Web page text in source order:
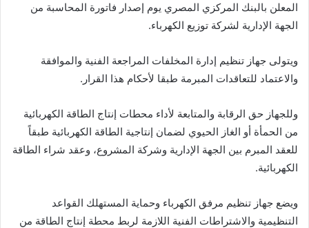
المعلن بالبنك المركزي المصري يوم إصدار فاتورة المحاسبة من
الجهة الإدارية لشركة توزيع الكهرباء.
ويتولى جهاز تنظيم إدارة المخلفات المراجعة الفنية والموافقة
والاعتماد للتعاقدات المبرمة طبقا لأحكام هذا القرار.
وللجهاز حق الرقابة والمتابعة لأداء محطات إنتاج الطاقة الكهربائية
من الحمأة أو الغاز الحيوي لضمان إنتاجية الطاقة الكهربائية طبقاً
للعقد المبرم بين الجهة الإدارية وشركة المشروع، وعقد شراء الطاقة
الكهربائية.
ويضع جهاز تنظيم مرفق الكهرباء وحماية المستهلك القواعد
التنظيمية والاشتراطات الفنية اللازمة لربط محطة إنتاج الطاقة من